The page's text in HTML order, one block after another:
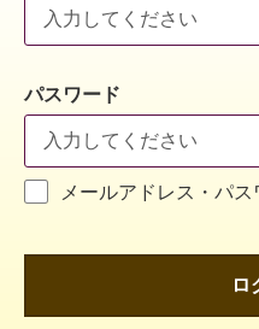
パスワード
メールアドレス・パ
ロ